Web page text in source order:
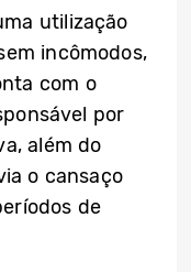
utilização
incômodos,
com o
por
além do
o cansaço
de